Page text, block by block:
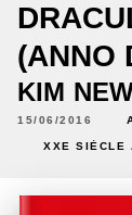
(ANNO
KIM
15/06/2016
XXE SIÈCLE